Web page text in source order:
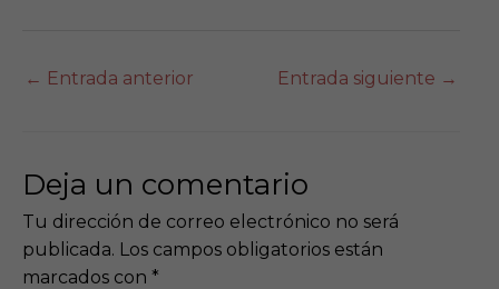
← Entrada anterior Entrada siguiente →
Deja un comentario
Tu dirección de correo electrónico no será
publicada. Los campos obligatorios están
marcados con *